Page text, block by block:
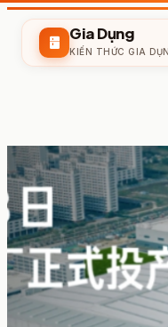
kitchen Gia Dụng
KIẾN THỨC GIA